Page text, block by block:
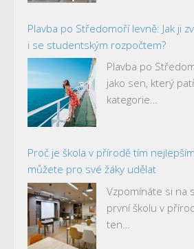
Plavba po Středomoří levně: Jak ji
i se studentským rozpočtem?
Plavba po
jako sen, který
kategorie…
Proč je škola v přírodě tím
můžete pro své žáky udělat
Vzpomínáte si na
první školu v
ten…